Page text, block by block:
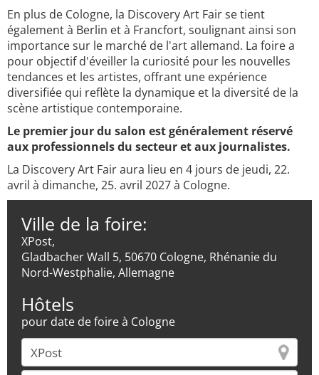
En plus de Cologne, la Discovery Art Fair se tient
également à Berlin et à Francfort, soulignant ainsi son
importance sur le marché de l'art allemand. La foire a
pour objectif d'éveiller la curiosité pour les nouvelles
tendances et les artistes, offrant une expérience
diversifiée qui reflète la dynamique et la diversité de la
scène artistique contemporaine.
Le premier jour du salon est généralement réservé
aux professionnels du secteur et aux journalistes.
La Discovery Art Fair aura lieu en 4 jours de jeudi, 22.
avril à dimanche, 25. avril 2027 à Cologne.
Ville de la foire:
XPost,
Gladbacher Wall 5, 50670 Cologne, Rhénanie du
Nord-Westphalie, Allemagne
Hôtels
pour date de foire à Cologne